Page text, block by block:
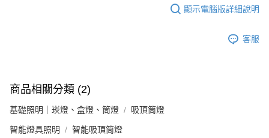
顯示電腦版詳細說明
客服
商品相關分類 (2)
基礎照明｜崁燈、盒燈、筒燈 吸頂筒燈
智能燈具照明 智能吸頂筒燈